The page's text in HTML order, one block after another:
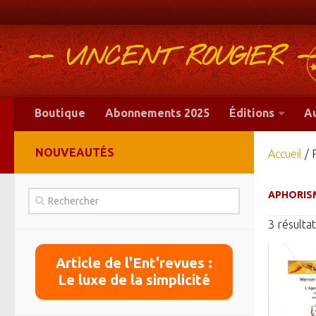
-- VINCENT ROUGIER
Boutique Abonnements 2025 Éditions
Accueil /
3
NOUVEAUTÉS
Article de l'Ent'revues :
Le luxe de la simplicité